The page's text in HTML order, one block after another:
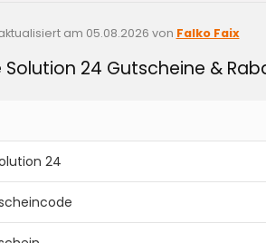
am 05.08.2026 von Falko Faix
24 Gutscheine &
24